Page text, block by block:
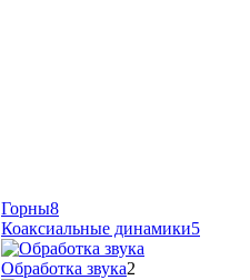
Горны8
Коаксиальные динамики5
Обработка звука2